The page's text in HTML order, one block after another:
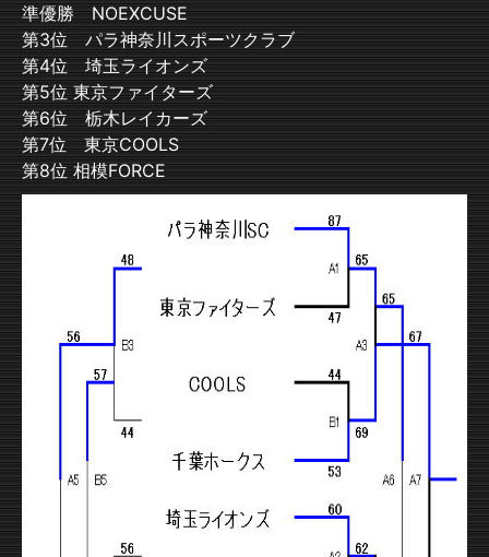
準優勝 NOEXCUSE
第3位 パラ神奈川スポーツクラブ
第4位 埼玉ライオンズ
第5位 東京ファイターズ
第6位 栃木レイカーズ
第7位 東京COOLS
第8位 相模FORCE